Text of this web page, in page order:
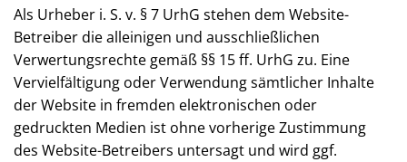
Die auf dieser Webseite veröffentlichten Inhalte
unterliegen dem deutschen Urheberrecht und
Leistungsschutzrecht.
Als Urheber i. S. v. § 7 UrhG stehen dem Website-
Betreiber die alleinigen und ausschließlichen
Verwertungsrechte gemäß §§ 15 ff. UrhG zu. Eine